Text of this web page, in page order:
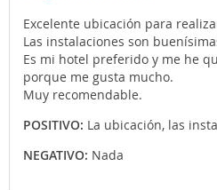
Excelente ubicación para
Las instalaciones son
Es mi hotel preferido y me he
porque me gusta mucho.
Muy recomendable.
POSITIVO: La ubicación, las
NEGATIVO: Nada